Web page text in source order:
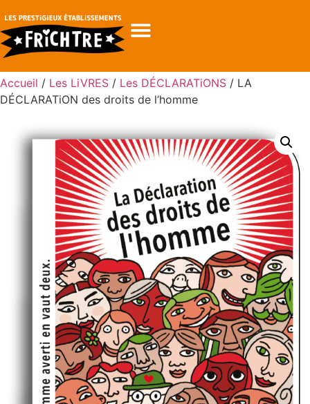
Accueil / Les LiVRES / Les DÉCLARATiONS / LA
DÉCLARATiON des droits de l’homme